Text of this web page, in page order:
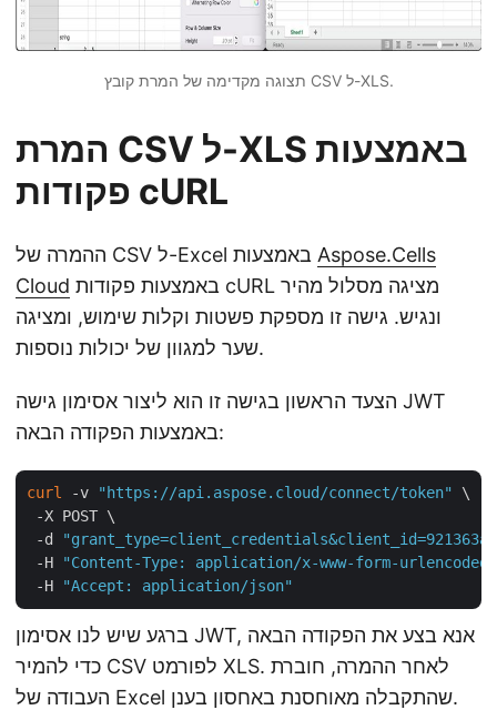
תצוגה מקדימה של המרת קובץ CSV ל-XLS.
המרת CSV ל-XLS באמצעות
פקודות cURL
Aspose.Cells
Cloud
ונגיש. גישה זו מספקת פשטות וקלות שימוש, ומציגה
שער למגוון של יכולות נוספות.
הצעד הראשון בגישה זו הוא ליצור אסימון גישה JWT
באמצעות הפקודה הבאה:
curl -v "https://api.aspose.cloud/connect/token"
\
-X POST \
-d
"grant_type=client_credentials&client_id=921363a8-
-H
"Content-Type: application/x-www-form-urlencoded"
-H
"Accept: application/json"
ברגע שיש לנו אסימון JWT, אנא בצע את הפקודה הבאה
כדי להמיר CSV לפורמט XLS. לאחר ההמרה, חוברת
העבודה של Excel שהתקבלה מאוחסנת באחסון בענן.